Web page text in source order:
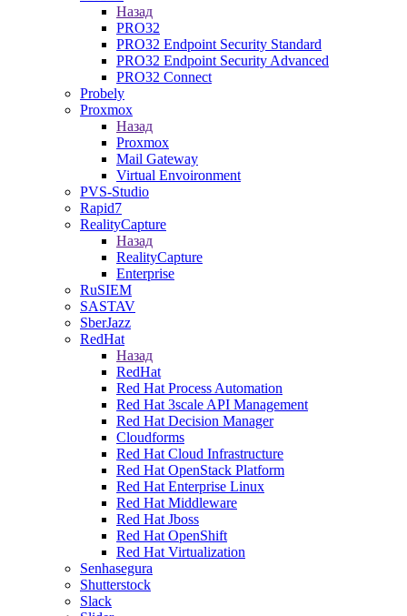
Назад
PRO32
PRO32 Endpoint Security Standard
PRO32 Endpoint Security Advanced
PRO32 Connect
Probely
Proxmox
Назад
Proxmox
Mail Gateway
Virtual Envoironment
PVS-Studio
Rapid7
RealityCapture
Назад
RealityCapture
Enterprise
RuSIEM
SASTAV
SberJazz
RedHat
Назад
RedHat
Red Hat Process Automation
Red Hat 3scale API Management
Red Hat Decision Manager
Cloudforms
Red Hat Cloud Infrastructure
Red Hat OpenStack Platform
Red Hat Enterprise Linux
Red Hat Middleware
Red Hat Jboss
Red Hat OpenShift
Red Hat Virtualization
Senhasegura
Shutterstock
Slack